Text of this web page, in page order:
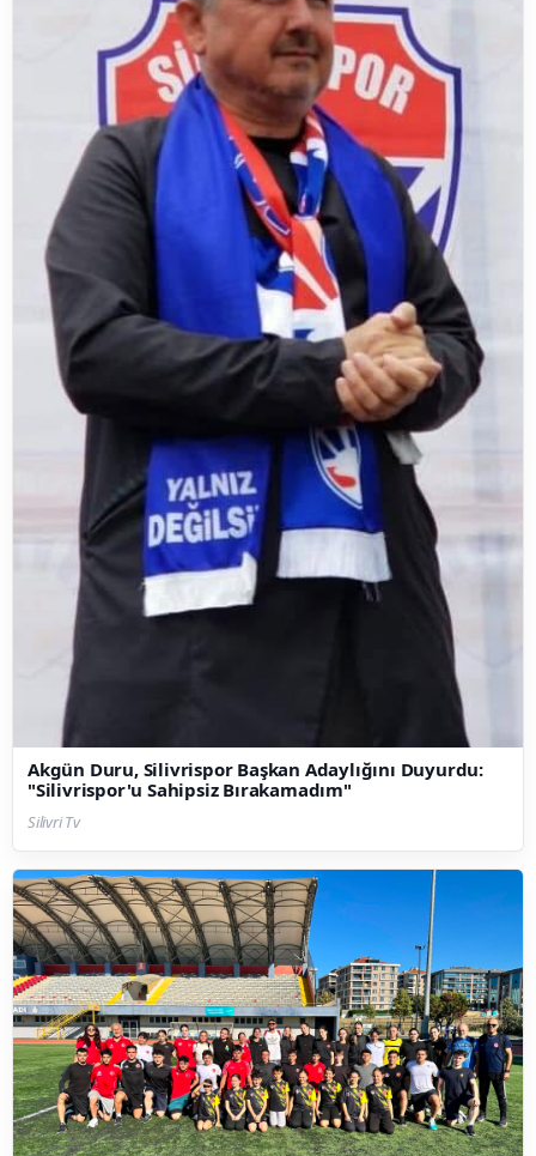
Akgün Duru, Silivrispor Başkan Adaylığını Duyurdu:
"Silivrispor'u Sahipsiz Bırakamadım"
Silivri Tv